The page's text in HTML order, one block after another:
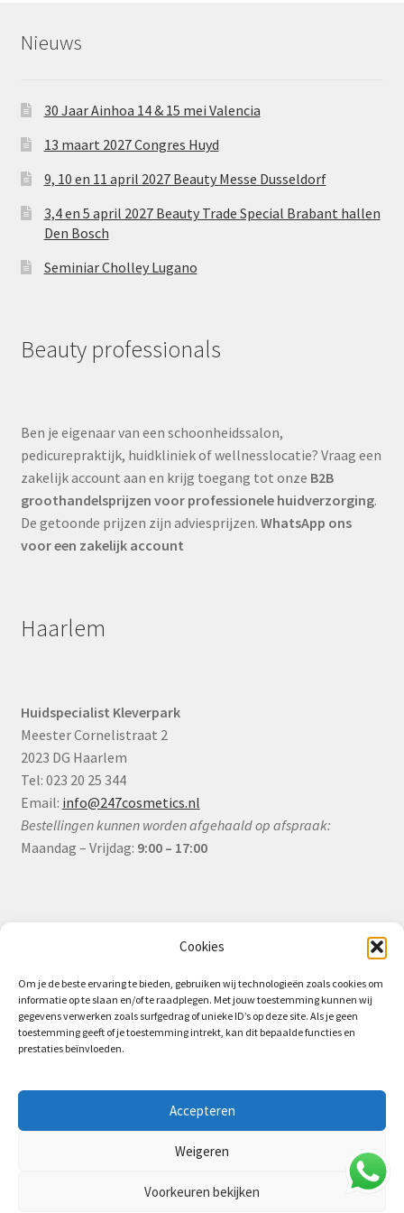
Cookies
Om je de beste ervaring te bieden, gebruiken wij technologieën zoals cookies om
informatie op te slaan en/of te raadplegen. Met jouw toestemming kunnen wij
gegevens verwerken zoals surfgedrag of unieke ID’s op deze site. Als je geen
toestemming geeft of je toestemming intrekt, kan dit bepaalde functies en
prestaties beïnvloeden.
Accepteren
Weigeren
Voorkeuren bekijken
Nieuws
30 Jaar Ainhoa 14 & 15 mei Valencia
13 maart 2027 Congres Huyd
9, 10 en 11 april 2027 Beauty Messe Dusseldorf
3,4 en 5 april 2027 Beauty Trade Special Brabant hallen
Den Bosch
Seminiar Cholley Lugano
Beauty professionals
Ben je eigenaar van een schoonheidssalon,
pedicurepraktijk, huidkliniek of wellnesslocatie? Vraag een
zakelijk account aan en krijg toegang tot onze B2B
groothandelsprijzen voor professionele huidverzorging.
De getoonde prijzen zijn adviesprijzen. WhatsApp ons
voor een zakelijk account
Haarlem
Huidspecialist Kleverpark
Meester Cornelistraat 2
2023 DG Haarlem
Tel: 023 20 25 344
Email: info@247cosmetics.nl
Bestellingen kunnen worden afgehaald op afspraak:
Maandag – Vrijdag: 9:00 – 17:00
Algemene Voorwaarden (B2B)
Privacy & Cookiebeleid